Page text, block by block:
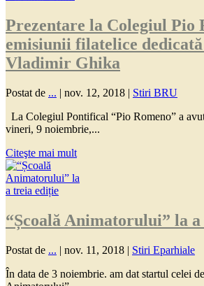
Prezentare la Colegiul Pio
emisiunii filatelice
Vladimir Ghika
Postat de ... | nov. 12, 2018 | Stiri BRU
La Colegiul Pontifical “Pio Romeno” a
vineri, 9 noiembrie,...
Citeşte mai mult
“Școală Animatorului” la
Postat de ... | nov. 11, 2018 | Stiri Eparhiale
În data de 3 noiembrie. am dat startul celei